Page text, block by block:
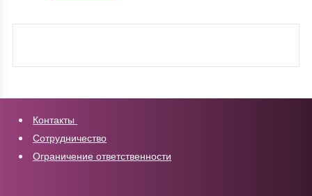
Контакты
Сотрудничество
Ограничение ответственности